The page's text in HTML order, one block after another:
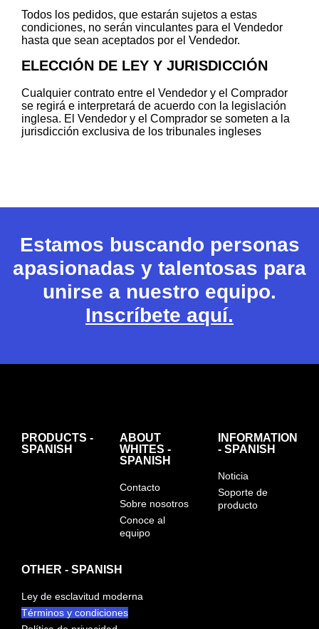
Todos los pedidos, que estarán sujetos a estas
condiciones, no serán vinculantes para el Vendedor
hasta que sean aceptados por el Vendedor.
ELECCIÓN DE LEY Y JURISDICCIÓN
Cualquier contrato entre el Vendedor y el Comprador
se regirá e interpretará de acuerdo con la legislación
inglesa. El Vendedor y el Comprador se someten a la
jurisdicción exclusiva de los tribunales ingleses
Estamos buscando personas
apasionadas y talentosas para
unirse a nuestro equipo.
Inscríbete aquí.
PRODUCTS -
SPANISH
ABOUT
WHITES -
SPANISH
Contacto
Sobre nosotros
Conoce al
equipo
INFORMATION
- SPANISH
Noticia
Soporte de
producto
OTHER - SPANISH
Ley de esclavitud moderna
Términos y condiciones